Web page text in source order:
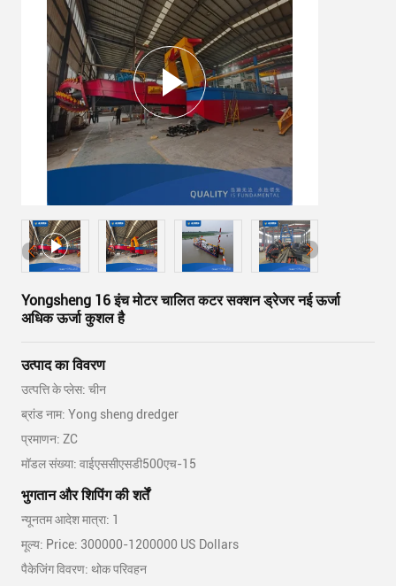
Yongsheng 16 इंच मोटर चालित कटर सक्शन ड्रेजर नई ऊर्जा
अधिक ऊर्जा कुशल है
उत्पाद का विवरण
उत्पत्ति के प्लेस: चीन
ब्रांड नाम: Yong sheng dredger
प्रमाणन: ZC
मॉडल संख्या: वाईएससीएसडी500एच-15
भुगतान और शिपिंग की शर्तें
न्यूनतम आदेश मात्रा: 1
मूल्य: Price: 300000-1200000 US Dollars
पैकेजिंग विवरण: थोक परिवहन